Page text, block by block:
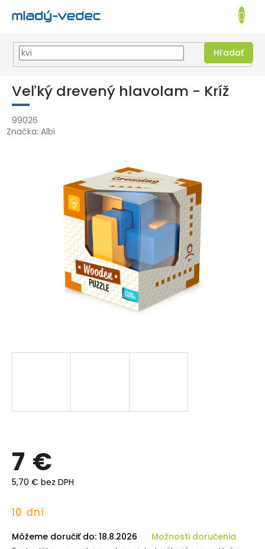
Prejsť
obsah
EUR
Hľadať
KOŠÍK
Veľký drevený hlavolam - Kríž
99026
Značka: Albi
7 €
5,70 € bez DPH
Jednotková
10 dní
Môžeme doručiť do: 18.8.2026 Možnosti doručenia